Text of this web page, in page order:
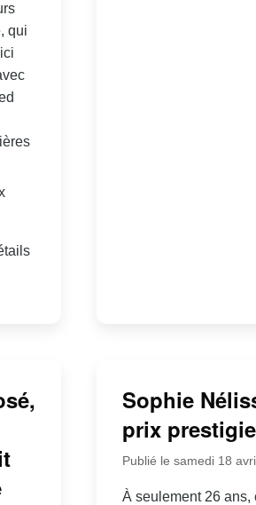
qui
Sophie
prix
Publié le samedi 18
À seulement 26 ans,